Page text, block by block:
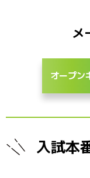
メ
オープン
入試本